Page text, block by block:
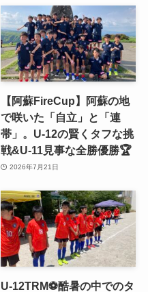
【阿蘇FireCup】阿蘇の地
で咲いた「自立」と「連
帯」。U-12の賢くタフな挑
戦&U-11見事な全勝優勝🏆
2026年7月21日
U-12TRM⚽️酷暑の中でのタ